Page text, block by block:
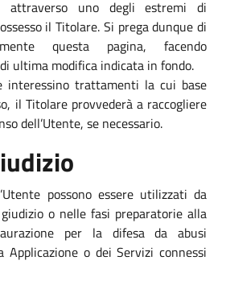
attraverso uno degli estremi di
il Titolare. Si prega dunque di
questa pagina, facendo
ultima modifica indicata in fondo.
interessino trattamenti la cui base
il Titolare provvederà a raccogliere
dell’Utente, se necessario.
possono essere utilizzati da
o nelle fasi preparatorie alla
per la difesa da abusi
Applicazione o dei Servizi connessi